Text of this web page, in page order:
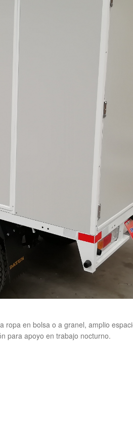
en bolsa o a granel, amplio
para apoyo en trabajo nocturno.